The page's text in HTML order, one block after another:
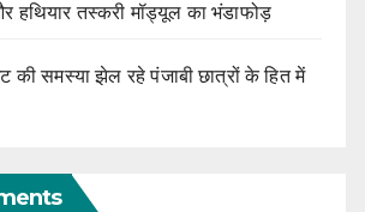
हथियार तस्करी मॉड्यूल का भंडाफोड़
की समस्या झेल रहे पंजाबी छात्रों के हित में